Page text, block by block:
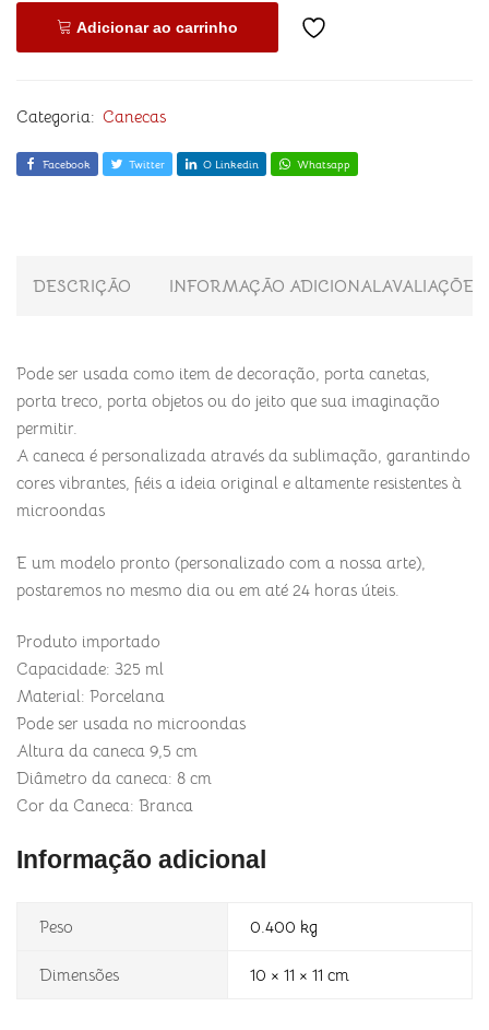
Adicionar ao carrinho
Categoria: Canecas
Facebook Twitter O Linkedin Whatsapp
DESCRIÇÃO INFORMAÇÃO ADICIONAL
Pode ser usada como item de decoração, porta canetas,
porta treco, porta objetos ou do jeito que sua imaginação
permitir.
A caneca é personalizada através da sublimação, garantindo
cores vibrantes, fiéis a ideia original e altamente resistentes à
microondas
E um modelo pronto (personalizado com a nossa arte),
postaremos no mesmo dia ou em até 24 horas úteis.
Produto importado
Capacidade: 325 ml
Material: Porcelana
Pode ser usada no microondas
Altura da caneca 9,5 cm
Diâmetro da caneca: 8 cm
Cor da Caneca: Branca
Informação adicional
Peso 0.400 kg
Dimensões 10 × 11 × 11 cm